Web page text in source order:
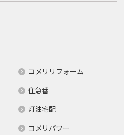
コメリリフォーム
住急番
灯油宅配
コメリパワー